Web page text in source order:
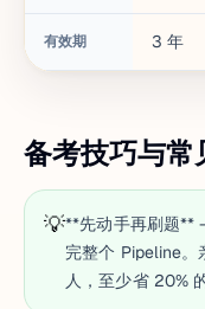
有效期 3 年
备考技巧与常
💡**先动手再刷题**
完整个 Pipeline。
人，至少省 20%